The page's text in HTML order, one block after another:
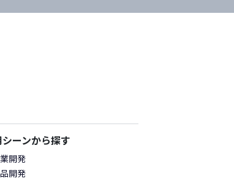
ーンから探す
開発
開発